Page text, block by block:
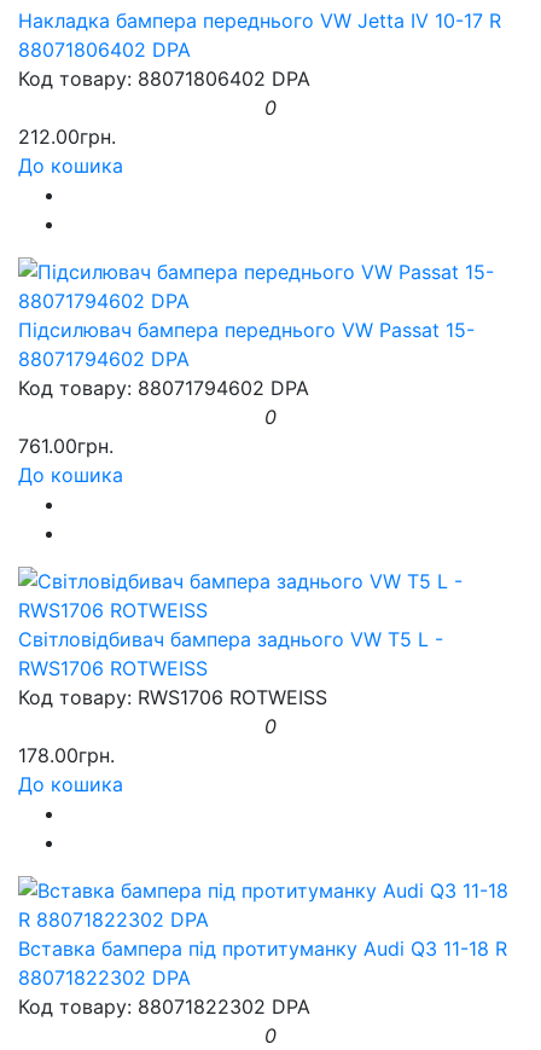
Накладка бампера переднього VW Jetta IV 10-17 R
88071806402 DPA
Код товару: 88071806402 DPA
0
212.00грн.
До кошика
Підсилювач бампера переднього VW Passat 15-
88071794602 DPA
Код товару: 88071794602 DPA
0
761.00грн.
До кошика
Світловідбивач бампера заднього VW T5 L -
RWS1706 ROTWEISS
Код товару: RWS1706 ROTWEISS
0
178.00грн.
До кошика
Вставка бампера під протитуманку Audi Q3 11-18 R
88071822302 DPA
Код товару: 88071822302 DPA
0